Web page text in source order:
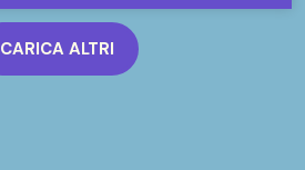
CARICA ALTRI